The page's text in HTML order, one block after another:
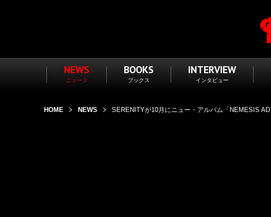
NEWS
ニュース
BOOKS
ブックス
INTERVIEW
インタビュー
HOME NEWS SERENITYが10月にニュー・アルバム「NEMESIS